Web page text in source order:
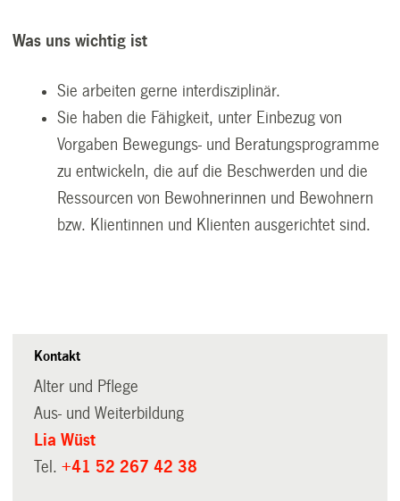
Was uns wichtig ist
Sie arbeiten gerne interdisziplinär.
Sie haben die Fähigkeit, unter Einbezug von
Vorgaben Bewegungs- und Beratungsprogramme
zu entwickeln, die auf die Beschwerden und die
Ressourcen von Bewohnerinnen und Bewohnern
bzw. Klientinnen und Klienten ausgerichtet sind.
Kontakt
Alter und Pflege
Aus- und Weiterbildung
Lia Wüst
Tel.+41 52 267 42 38